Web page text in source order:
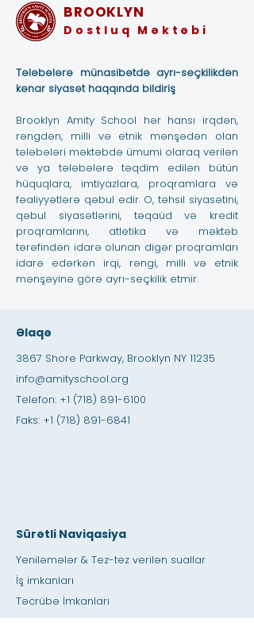
BROOKLYN
Dostluq Məktəbi
Tələbələrə münasibətdə ayrı-seçkilikdən
kənar siyasət haqqında bildiriş
Brooklyn Amity School hər hansı irqdən,
rəngdən, milli və etnik mənşədən olan
tələbələri məktəbdə ümumi olaraq verilən
və ya tələbələrə təqdim edilən bütün
hüquqlara, imtiyazlara, proqramlara və
fəaliyyətlərə qəbul edir. O, təhsil siyasətini,
qəbul siyasətlərini, təqaüd və kredit
proqramlarını, atletika və məktəb
tərəfindən idarə olunan digər proqramları
idarə edərkən irqi, rəngi, milli və etnik
mənşəyinə görə ayrı-seçkilik etmir.
Əlaqə
3867 Shore Parkway, Brooklyn NY 11235
info@amityschool.org
Telefon: +1 (718) 891-6100
Faks: +1 (718) 891-6841
Sürətli Naviqasiya
Yeniləmələr & Tez-tez verilən suallar
İş imkanları
Təcrübə İmkanları
Dostluq Dükanı